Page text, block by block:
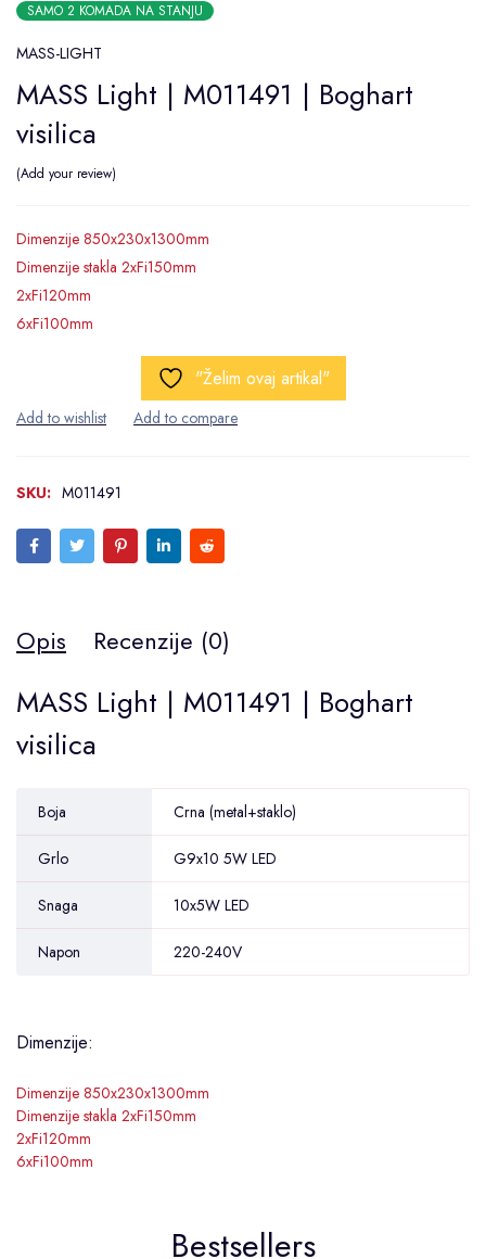
SAMO 2 KOMADA NA STANJU
MASS-LIGHT
MASS Light | M011491 | Boghart
visilica
Add your review
Dimenzije 850x230x1300mm
Dimenzije stakla 2xFi150mm
2xFi120mm
6xFi100mm
"Želim ovaj artikal"
SKU: M011491
Opis Recenzije (0)
MASS Light | M011491 | Boghart
visilica
Boja Crna (metal+staklo)
Grlo G9x10 5W LED
Snaga 10x5W LED
Napon 220-240V
Dimenzije:
Dimenzije 850x230x1300mm
Dimenzije stakla 2xFi150mm
2xFi120mm
6xFi100mm
Bestsellers